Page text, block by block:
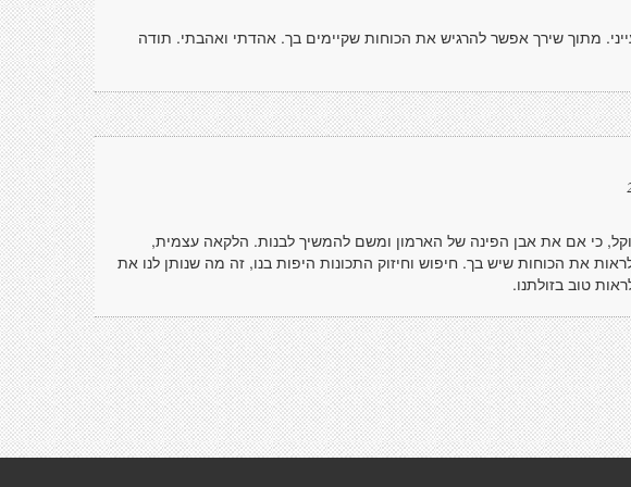
מתוך שירך אפשר להרגיש את הכוחות שקיימים בך. אהדתי ואהבתי. תודה
כי אם את אבן הפינה של הארמון ומשם להמשיך לבנות. הלקאה עצמית,
את הכוחות שיש בך. חיפוש וחיזוק התכונות היפות בנו, זה מה שנותן לנו את
טוב בזולתנו.